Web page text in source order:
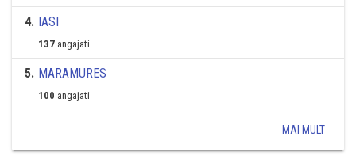
4. IASI
137 angajati
5. MARAMURES
100 angajati
MAI MULT